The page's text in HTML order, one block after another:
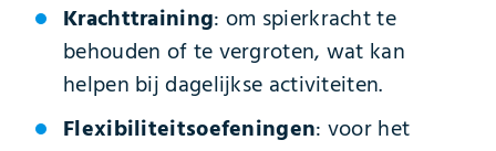
Krachttraining: om spierkracht te
behouden of te vergroten, wat kan
helpen bij dagelijkse activiteiten.
Flexibiliteitsoefeningen: voor het